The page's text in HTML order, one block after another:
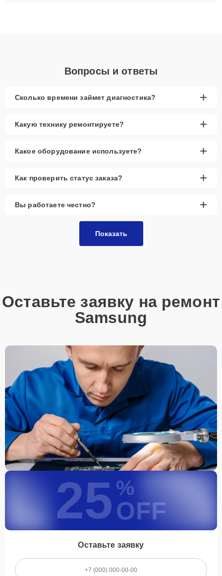
Вопросы и ответы
Сколько времени займет диагностика? +
Какую технику ремонтируете? +
Какое оборудование используете? +
Как проверить статус заказа? +
Вы работаете честно? +
Показать
Оставьте заявку на ремонт
Samsung
25 %
OFF
Оставьте заявку